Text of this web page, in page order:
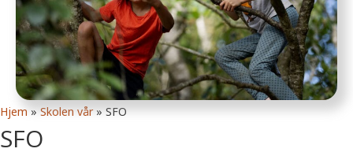
Hjem »Skolen vår»SFO
SFO